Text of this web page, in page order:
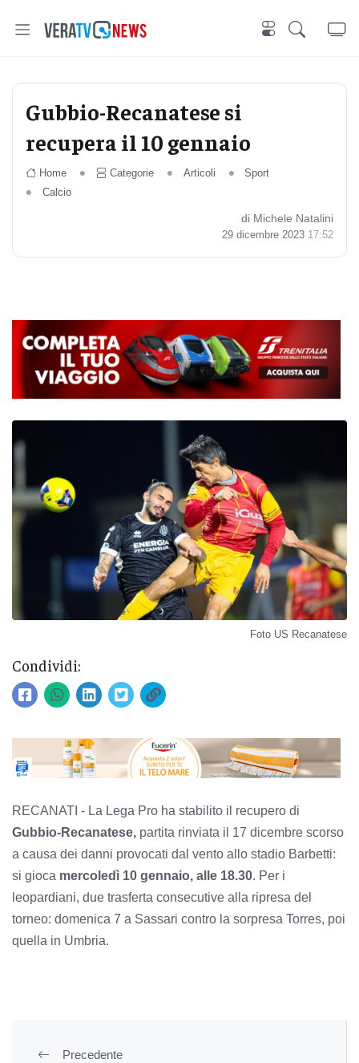
Gubbio-Recanatese si
recupera il 10 gennaio
Home Categorie Articoli
Sport
Calcio
di Michele Natalini
29 dicembre 2023 17:52
Foto US Recanatese
Condividi:
RECANATI - La Lega Pro ha stabilito il recupero di
Gubbio-Recanatese, partita rinviata il 17 dicembre scorso
a causa dei danni provocati dal vento allo stadio Barbetti:
si gioca mercoledì 10 gennaio, alle 18.30. Per i
leopardiani, due trasferta consecutive alla ripresa del
torneo: domenica 7 a Sassari contro la sorpresa Torres, poi
quella in Umbria.
Precedente